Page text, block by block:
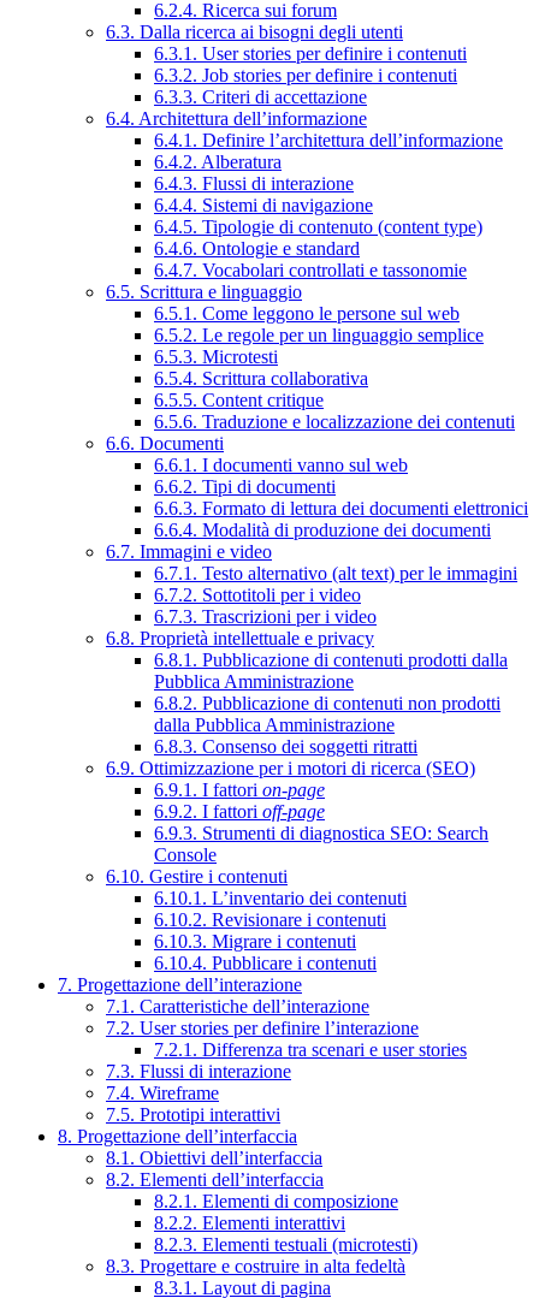
6.2.4. Ricerca sui forum
6.3. Dalla ricerca ai bisogni degli utenti
6.3.1. User stories per definire i contenuti
6.3.2. Job stories per definire i contenuti
6.3.3. Criteri di accettazione
6.4. Architettura dell’informazione
6.4.1. Definire l’architettura dell’informazione
6.4.2. Alberatura
6.4.3. Flussi di interazione
6.4.4. Sistemi di navigazione
6.4.5. Tipologie di contenuto (content type)
6.4.6. Ontologie e standard
6.4.7. Vocabolari controllati e tassonomie
6.5. Scrittura e linguaggio
6.5.1. Come leggono le persone sul web
6.5.2. Le regole per un linguaggio semplice
6.5.3. Microtesti
6.5.4. Scrittura collaborativa
6.5.5. Content critique
6.5.6. Traduzione e localizzazione dei contenuti
6.6. Documenti
6.6.1. I documenti vanno sul web
6.6.2. Tipi di documenti
6.6.3. Formato di lettura dei documenti elettronici
6.6.4. Modalità di produzione dei documenti
6.7. Immagini e video
6.7.1. Testo alternativo (alt text) per le immagini
6.7.2. Sottotitoli per i video
6.7.3. Trascrizioni per i video
6.8. Proprietà intellettuale e privacy
6.8.1. Pubblicazione di contenuti prodotti dalla
Pubblica Amministrazione
6.8.2. Pubblicazione di contenuti non prodotti
dalla Pubblica Amministrazione
6.8.3. Consenso dei soggetti ritratti
6.9. Ottimizzazione per i motori di ricerca (SEO)
6.9.1. I fattori on-page
6.9.2. I fattori off-page
6.9.3. Strumenti di diagnostica SEO: Search
Console
6.10. Gestire i contenuti
6.10.1. L’inventario dei contenuti
6.10.2. Revisionare i contenuti
6.10.3. Migrare i contenuti
6.10.4. Pubblicare i contenuti
7. Progettazione dell’interazione
7.1. Caratteristiche dell’interazione
7.2. User stories per definire l’interazione
7.2.1. Differenza tra scenari e user stories
7.3. Flussi di interazione
7.4. Wireframe
7.5. Prototipi interattivi
8. Progettazione dell’interfaccia
8.1. Obiettivi dell’interfaccia
8.2. Elementi dell’interfaccia
8.2.1. Elementi di composizione
8.2.2. Elementi interattivi
8.2.3. Elementi testuali (microtesti)
8.3. Progettare e costruire in alta fedeltà
8.3.1. Layout di pagina